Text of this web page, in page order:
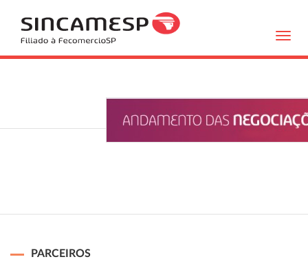
PARCEIROS